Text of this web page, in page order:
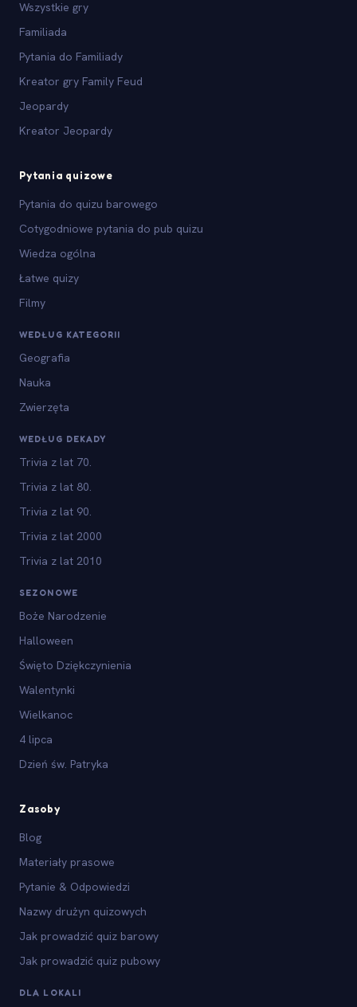
Wszystkie gry
Familiada
Pytania do Familiady
Kreator gry Family Feud
Jeopardy
Kreator Jeopardy
Pytania quizowe
Pytania do quizu barowego
Cotygodniowe pytania do pub quizu
Wiedza ogólna
Łatwe quizy
Filmy
WEDŁUG KATEGORII
Geografia
Nauka
Zwierzęta
WEDŁUG DEKADY
Trivia z lat 70.
Trivia z lat 80.
Trivia z lat 90.
Trivia z lat 2000
Trivia z lat 2010
SEZONOWE
Boże Narodzenie
Halloween
Święto Dziękczynienia
Walentynki
Wielkanoc
4 lipca
Dzień św. Patryka
Zasoby
Blog
Materiały prasowe
Pytanie & Odpowiedzi
Nazwy drużyn quizowych
Jak prowadzić quiz barowy
Jak prowadzić quiz pubowy
DLA LOKALI